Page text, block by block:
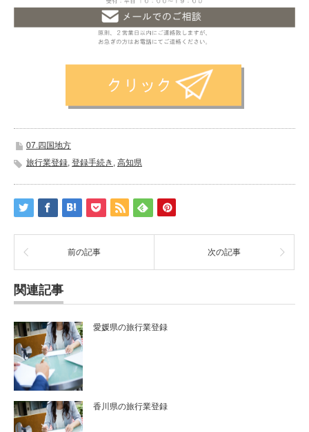
07.四国地方
旅行業登録, 登録手続き , 高知県
前の記事 次の記事
関連記事
愛媛県の旅行業登録
香川県の旅行業登録